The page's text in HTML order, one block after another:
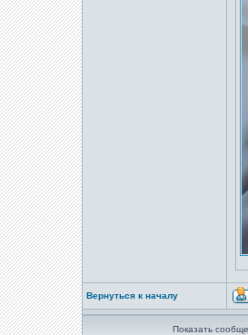
Вернуться к началу
Показать